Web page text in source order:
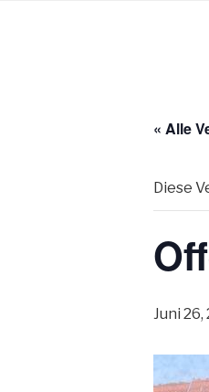
« Alle
Diese
Juni 26,